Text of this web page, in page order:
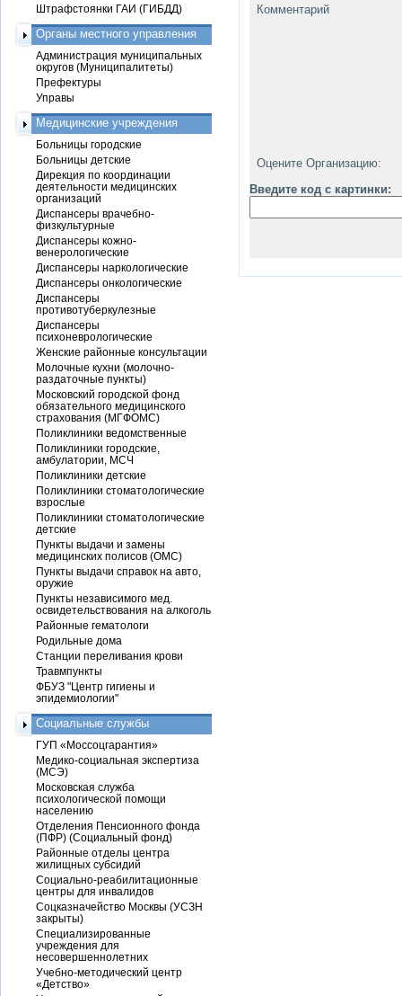
Комментарий
Оцените Организацию:
Введите код с картинки:
Штрафстоянки ГАИ (ГИБДД)
Органы местного управления
Администрация муниципальных
округов (Муниципалитеты)
Префектуры
Управы
Медицинские учреждения
Больницы городские
Больницы детские
Дирекция по координации
деятельности медицинских
организаций
Диспансеры врачебно-
физкультурные
Диспансеры кожно-
венерологические
Диспансеры наркологические
Диспансеры онкологические
Диспансеры
противотуберкулезные
Диспансеры
психоневрологические
Женские районные консультации
Молочные кухни (молочно-
раздаточные пункты)
Московский городской фонд
обязательного медицинского
страхования (МГФОМС)
Поликлиники ведомственные
Поликлиники городские,
амбулатории, МСЧ
Поликлиники детские
Поликлиники стоматологические
взрослые
Поликлиники стоматологические
детские
Пункты выдачи и замены
медицинских полисов (ОМС)
Пункты выдачи справок на авто,
оружие
Пункты независимого мед.
освидетельствования на алкоголь
Районные гематологи
Родильные дома
Станции переливания крови
Травмпункты
ФБУЗ "Центр гигиены и
эпидемиологии"
Социальные службы
ГУП «Моссоцгарантия»
Медико-социальная экспертиза
(МСЭ)
Московская служба
психологической помощи
населению
Отделения Пенсионного фонда
(ПФР) (Социальный фонд)
Районные отделы центра
жилищных субсидий
Социально-реабилитационные
центры для инвалидов
Соцказначейство Москвы (УСЗН
закрыты)
Специализированные
учреждения для
несовершеннолетних
Учебно-методический центр
«Детство»